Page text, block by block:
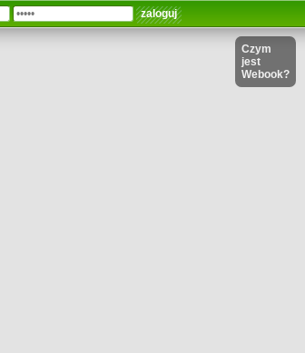
Czym
jest
Webook?